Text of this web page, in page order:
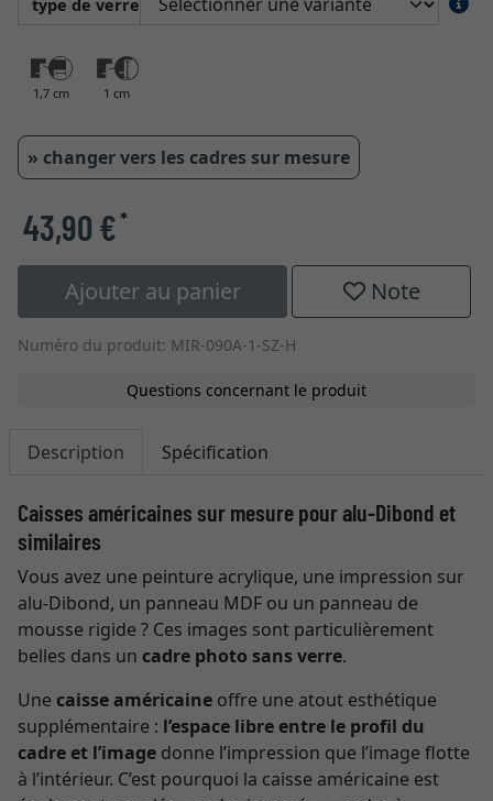
type de verre
1,7 cm 1 cm
» changer vers les cadres sur mesure
43,90 €*
Ajouter au panier Note
Numéro du produit: MIR-090A-1-SZ-H
Questions concernant le produit
Description Spécification
Caisses américaines sur mesure pour alu-Dibond et
similaires
Vous avez une peinture acrylique, une impression sur
alu-Dibond, un panneau MDF ou un panneau de
mousse rigide ? Ces images sont particulièrement
belles dans un cadre photo sans verre.
Une caisse américaine offre une atout esthétique
supplémentaire : l’espace libre entre le profil du
cadre et l’image donne l’impression que l’image flotte
à l’intérieur. C’est pourquoi la caisse américaine est